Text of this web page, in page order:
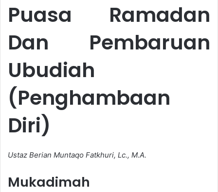
Puasa Ramadan
Dan Pembaruan
Ubudiah
(Penghambaan
Diri)
Ustaz Berian Muntaqo Fatkhuri, Lc., M.A.
Mukadimah